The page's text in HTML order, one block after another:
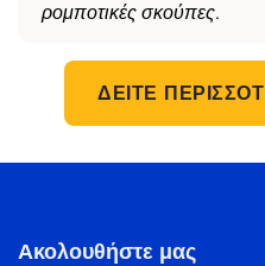
ρομποτικές σκούπες.
ΔΕΊΤΕ
Ακολουθήστε μας